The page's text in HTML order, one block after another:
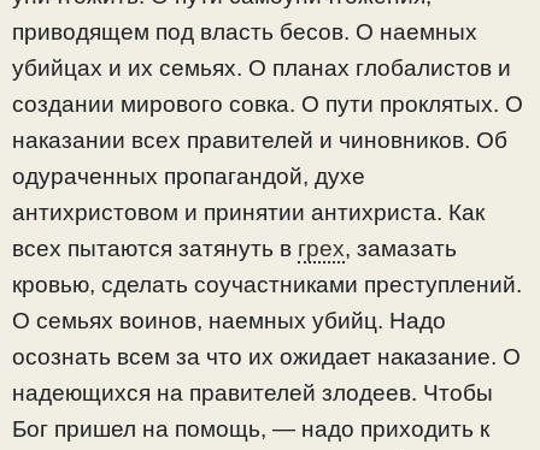
приводящем под власть бесов. О наемных
убийцах и их семьях. О планах глобалистов и
создании мирового совка. О пути проклятых. О
наказании всех правителей и чиновников. Об
одураченных пропагандой, духе
антихристовом и принятии антихриста. Как
всех пытаются затянуть в грех, замазать
кровью, сделать соучастниками преступлений.
О семьях воинов, наемных убийц. Надо
осознать всем за что их ожидает наказание. О
надеющихся на правителей злодеев. Чтобы
Бог пришел на помощь, — надо приходить к